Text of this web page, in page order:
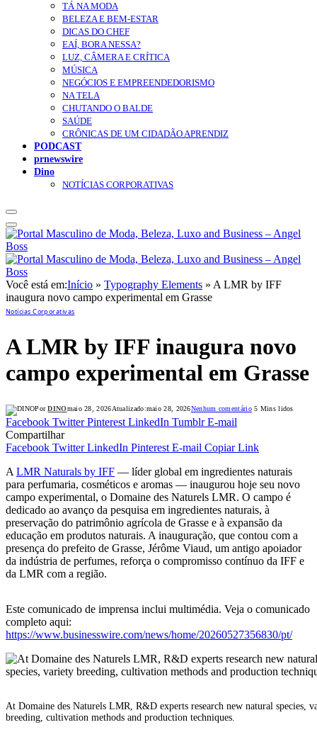
TÁ NA MODA
BELEZA E BEM-ESTAR
DICAS DO CHEF
EAÍ, BORA NESSA?
LUZ, CÂMERA E CRÍTICA
MÚSICA
NEGÓCIOS E EMPREENDEDORISMO
NA TELA
CHUTANDO O BALDE
SAÚDE
CRÔNICAS DE UM CIDADÃO APRENDIZ
PODCAST
prnewswire
Dino
NOTÍCIAS CORPORATIVAS
Você está em:Início » Typography Elements » A LMR by IFF
inaugura novo campo experimental em Grasse
Notícias Corporativas
A LMR by IFF inaugura novo
campo experimental em Grasse
Por DINOmaio 28, 2026Atualizado:maio 28, 2026Nenhum comentário5 Mins lidos
Facebook Twitter Pinterest LinkedIn Tumblr E-mail
Compartilhar
Facebook Twitter LinkedIn Pinterest E-mail Copiar Link
A LMR Naturals by IFF — líder global em ingredientes naturais
para perfumaria, cosméticos e aromas — inaugurou hoje seu novo
campo experimental, o Domaine des Naturels LMR. O campo é
dedicado ao avanço da pesquisa em ingredientes naturais, à
preservação do patrimônio agrícola de Grasse e à expansão da
educação em produtos naturais. A inauguração, que contou com a
presença do prefeito de Grasse, Jérôme Viaud, um antigo apoiador
da indústria de perfumes, reforça o compromisso contínuo da IFF e
da LMR com a região.
Este comunicado de imprensa inclui multimédia. Veja o comunicado
completo aqui:
https://www.businesswire.com/news/home/20260527356830/pt/
At Domaine des Naturels LMR, R&D experts research new natural species,
breeding, cultivation methods and production techniques.